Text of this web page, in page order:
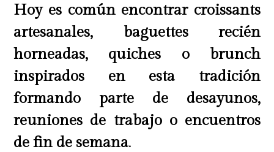
Hoy es común encontrar croissants
artesanales, baguettes recién
horneadas, quiches o brunch
inspirados en esta tradición
formando parte de desayunos,
reuniones de trabajo o encuentros
de fin de semana.